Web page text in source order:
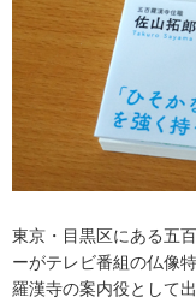
東京・目黒区にある五
ーがテレビ番組の仏像
羅漢寺の案内役として